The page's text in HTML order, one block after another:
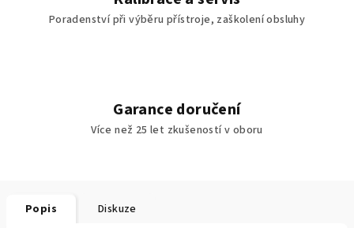
Poradenství při výběru přístroje, zaškolení obsluhy
Garance doručení
Více než 25 let zkušeností v oboru
Popis Diskuze